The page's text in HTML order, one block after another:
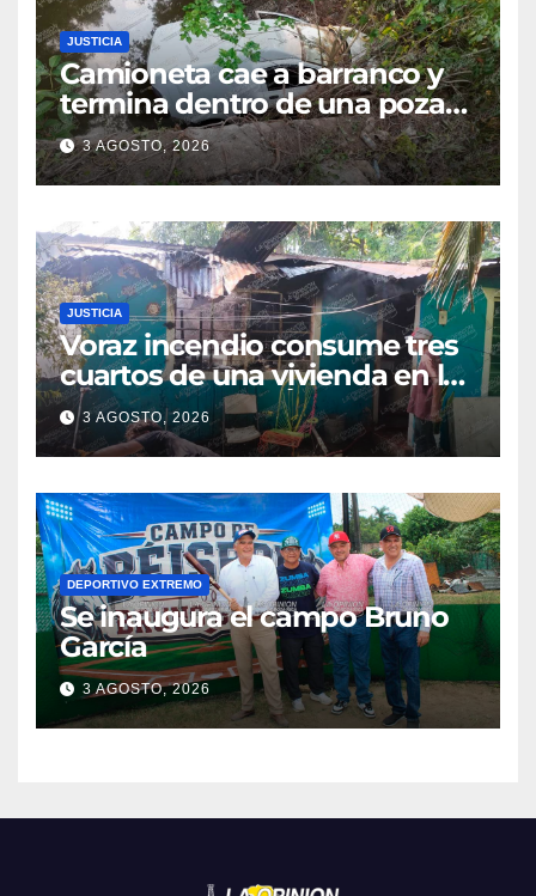
JUSTICIA
Camioneta cae a barranco y
termina dentro de una poza
en Coatzintla; conductor sale
con golpes leves
3 AGOSTO, 2026
JUSTICIA
Voraz incendio consume tres
cuartos de una vivienda en la
colonia Manuel Ávila
Camacho
3 AGOSTO, 2026
DEPORTIVO EXTREMO
Se inaugura el campo Bruno
García
3 AGOSTO, 2026